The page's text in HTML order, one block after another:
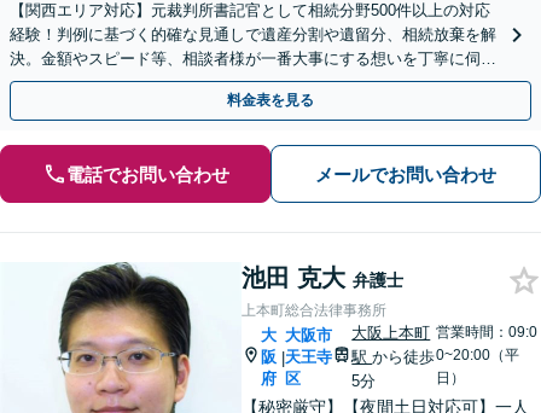
【関西エリア対応】元裁判所書記官として相続分野500件以上の対応
経験！判例に基づく的確な見通しで遺産分割や遺留分、相続放棄を解
決。金額やスピード等、相談者様が一番大事にする想いを丁寧に伺い
最善の解決策を提案【WEB面談可】
料金表を見る
電話でお問い合わせ メールでお問い合わせ
池田 克大 弁護士
上本町総合法律事務所
大
阪
府
|
大阪市
天王寺
区
大阪上本町
駅から徒歩
5分
営業時間：09:0
0~20:00（平
日）
【秘密厳守】【夜間土日対応可】一人